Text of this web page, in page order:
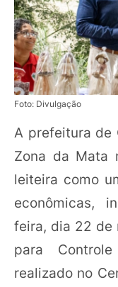
Foto: Divulgação
A prefeitura de
Zona da Mata
leiteira como
econômicas,
feira, dia 22 de
para
realizado no